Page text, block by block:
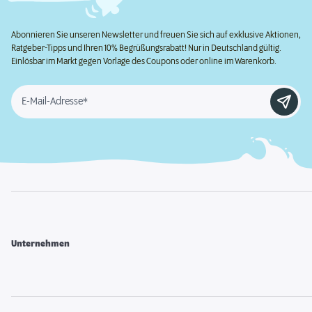
Abonnieren Sie unseren Newsletter und freuen Sie sich auf exklusive Aktionen,
Ratgeber-Tipps und Ihren 10% Begrüßungsrabatt! Nur in Deutschland gültig.
Einlösbar im Markt gegen Vorlage des Coupons oder online im Warenkorb.
E-Mail-Adresse*
Unternehmen